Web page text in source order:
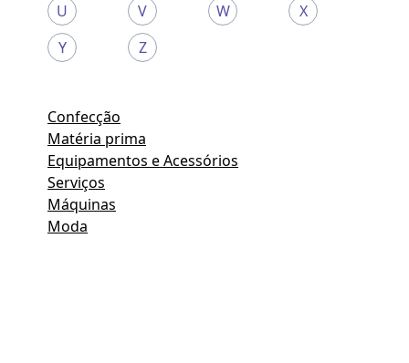
U
V W
X
Y
Z
Confecção
Matéria prima
Equipamentos e Acessórios
Serviços
Máquinas
Moda